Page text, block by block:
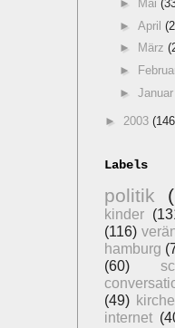
►
Mai
► April
►
März
►
► Januar
► 2003
Labels
politik
kinder
(116)
hamburg
(60)
(49) kirche
internet